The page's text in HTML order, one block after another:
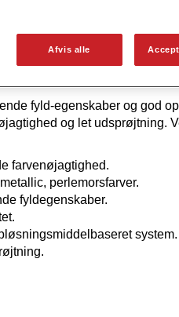
Mix
fyld-egenskaber og god
og let udsprøjtning.
farvenøjagtighed.
perlemorsfarver.
fyldegenskaber.
system.
Afvis alle